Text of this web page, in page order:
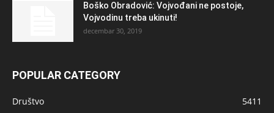
Boško Obradović: Vojvođani ne postoje,
Vojvodinu treba ukinuti!
decembar 30, 2019
POPULAR CATEGORY
Društvo
5411